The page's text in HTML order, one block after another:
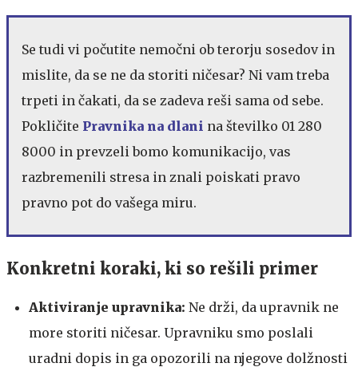
Se tudi vi počutite nemočni ob terorju sosedov in
mislite, da se ne da storiti ničesar? Ni vam treba
trpeti in čakati, da se zadeva reši sama od sebe.
Pokličite Pravnika na dlani na številko 01 280
8000 in prevzeli bomo komunikacijo, vas
razbremenili stresa in znali poiskati pravo
pravno pot do vašega miru.
Konkretni koraki, ki so rešili primer
Aktiviranje upravnika: Ne drži, da upravnik ne
more storiti ničesar. Upravniku smo poslali
uradni dopis in ga opozorili na njegove dolžnosti